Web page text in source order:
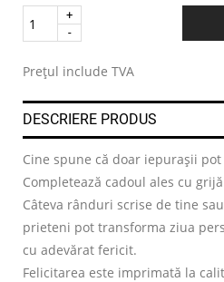
Quantity
Prețul include TVA
DESCRIERE PRODUS
Cine spune că doar iepurașii
Completează cadoul ales cu
Câteva rânduri scrise de tine
prieteni pot transforma ziua
cu adevărat fericit.
Felicitarea este imprimată la